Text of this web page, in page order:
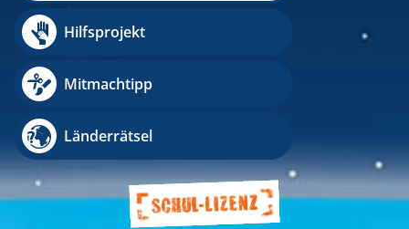
Hilfsprojekt
Mitmachtipp
Länderrätsel